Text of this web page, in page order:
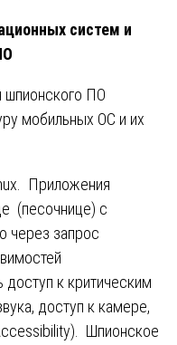
систем и
шпионского ПО
мобильных ОС и их
Приложения
(песочнице) с
через запрос
доступ к критическим
доступ к камере,
Шпионское